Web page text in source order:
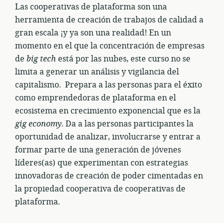
Las cooperativas de plataforma son una
herramienta de creación de trabajos de calidad a
gran escala ¡y ya son una realidad! En un
momento en el que la concentración de empresas
de big tech está por las nubes, este curso no se
limita a generar un análisis y vigilancia del
capitalismo. Prepara a las personas para el éxito
como emprendedoras de plataforma en el
ecosistema en crecimiento exponencial que es la
gig economy. Da a las personas participantes la
oportunidad de analizar, involucrarse y entrar a
formar parte de una generación de jóvenes
líderes(as) que experimentan con estrategias
innovadoras de creación de poder cimentadas en
la propiedad cooperativa de cooperativas de
plataforma.